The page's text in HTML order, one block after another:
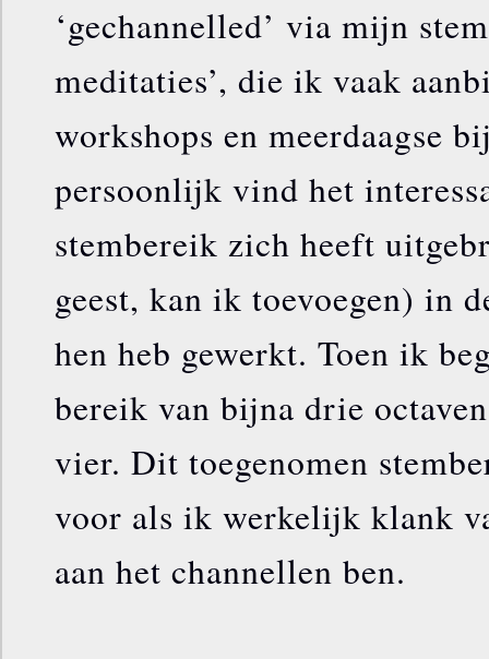
‘gechannelled’ via mijn
meditaties’, die ik vaak
workshops en meerdaagse
persoonlijk vind het
stembereik zich heeft
geest, kan ik toevoegen) in
hen heb gewerkt. Toen ik
bereik van bijna drie
vier. Dit toegenomen
voor als ik werkelijk klank
aan het channellen ben.